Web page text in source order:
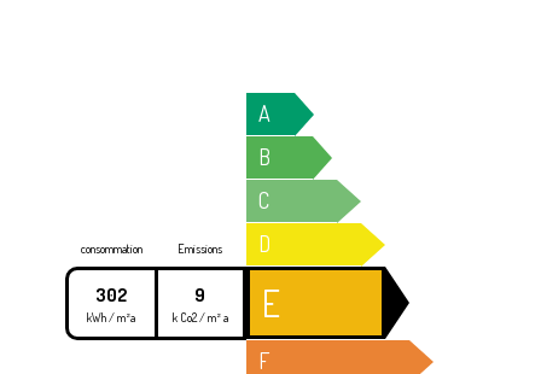
A
B
C
D
consommation
302
kWh / m²a
Emissions
9
k Co2 / m² a E
F